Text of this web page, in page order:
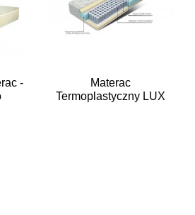
-
Materac
Termoplastyczny LUX